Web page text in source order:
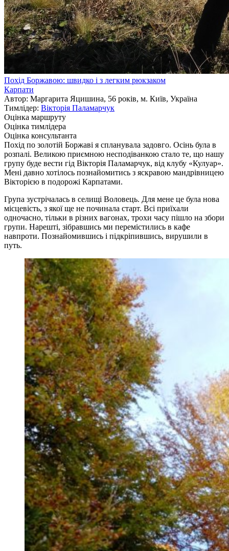
Похід Боржавою: швидко і з легким рюкзаком
Карпати
Автор: Маргарита Яцишина, 56 років, м. Київ, Україна
Тимлідер: Вікторія Паламарчук
Оцінка маршруту
Оцінка тимлідера
Оцінка консультанта
Похід по золотій Боржаві я спланувала задовго. Осінь була в
розпалі. Великою приємною несподіванкою стало те, що нашу
групу буде вести гід Вікторія Паламарчук, від клубу «Кулуар».
Мені давно хотілось познайомитись з яскравою мандрівницею
Вікторією в подорожі Карпатами.
Група зустрічалась в селищі Воловець. Для мене це була нова
місцевість, з якої ще не починала старт. Всі приїхали
одночасно, тільки в різних вагонах, трохи часу пішло на збори
групи. Нарешті, зібравшись ми перемістились в кафе
навпроти. Познайомившись і підкріпившись, вирушили в
путь.